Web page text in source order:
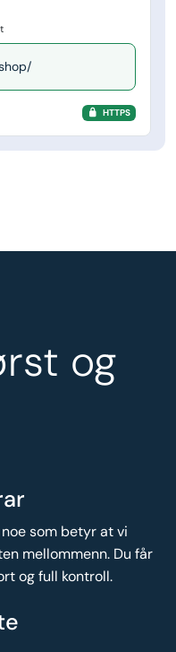
HTTPS
og
som betyr at vi
mellommenn. Du får
og full kontroll.